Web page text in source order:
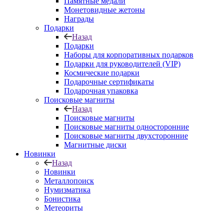
Монетовидные жетоны
Награды
Подарки
Назад
Подарки
Наборы для корпоративных подарков
Подарки для руководителей (VIP)
Космические подарки
Подарочные сертификаты
Подарочная упаковка
Поисковые магниты
Назад
Поисковые магниты
Поисковые магниты односторонние
Поисковые магниты двухсторонние
Магнитные диски
Новинки
Назад
Новинки
Металлопоиск
Нумизматика
Бонистика
Метеориты